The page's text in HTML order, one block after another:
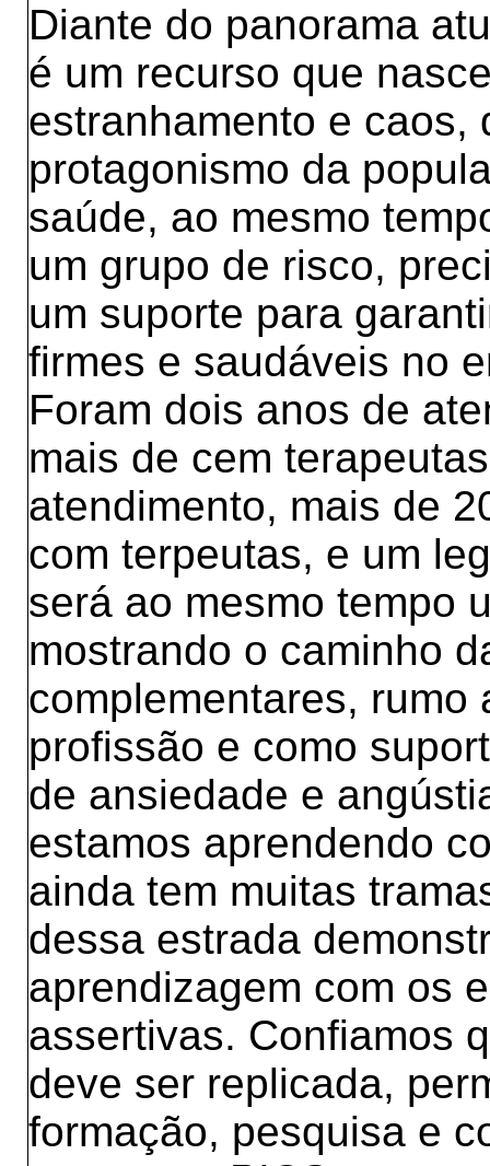
Diante do panorama
é um recurso que
estranhamento e caos,
protagonismo da
saúde, ao mesmo
um grupo de risco,
um suporte para
firmes e saudáveis no
Foram dois anos de
mais de cem
atendimento, mais de
com terpeutas, e um
será ao mesmo tempo
mostrando o caminho
complementares,
profissão e como
de ansiedade e
estamos aprendendo
ainda tem muitas
dessa estrada
aprendizagem com os
assertivas. Confiamos
deve ser replicada,
formação, pesquisa e